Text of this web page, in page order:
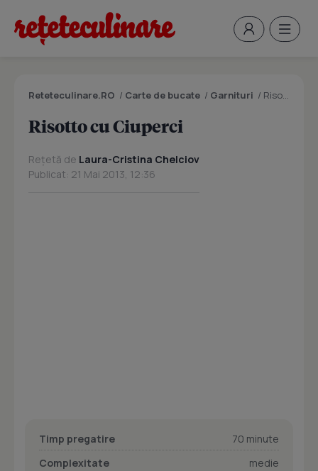
Reteteculinare.RO / Carte de bucate / Garnituri / Risotto cu Ciuperci
Risotto cu Ciuperci
Rețetă de Laura-Cristina Chelciov
Publicat: 21 Mai 2013, 12:36
Timp pregatire
70 minute
Complexitate
medie